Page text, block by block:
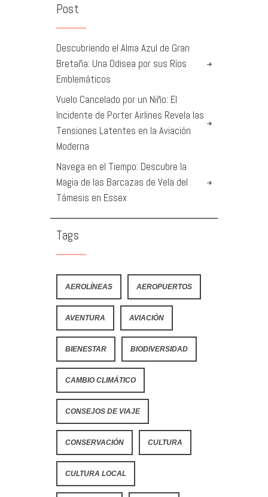
Post
Descubriendo el Alma Azul de Gran
Bretaña: Una Odisea por sus Ríos
Emblemáticos
Vuelo Cancelado por un Niño: El
Incidente de Porter Airlines Revela las
Tensiones Latentes en la Aviación
Moderna
Navega en el Tiempo: Descubre la
Magia de las Barcazas de Vela del
Támesis en Essex
Tags
AEROLÍNEAS AEROPUERTOS
AVENTURA AVIACIÓN
BIENESTAR BIODIVERSIDAD
CAMBIO CLIMÁTICO
CONSEJOS DE VIAJE
CONSERVACIÓN CULTURA
CULTURA LOCAL